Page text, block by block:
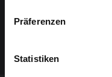
Präferenzen
Statistiken